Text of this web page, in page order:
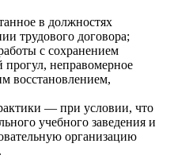
в должностях
трудового договора;
с сохранением
неправомерное
восстановлением,
— при условии, что
учебного заведения и
организацию